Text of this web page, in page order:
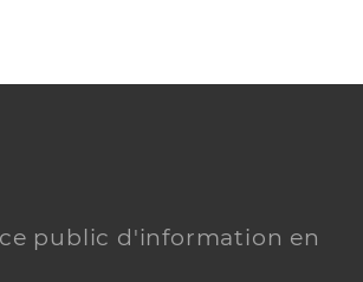
public d'information en